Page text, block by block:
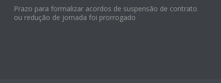
Prazo para formalizar acordos de suspensão de contrato
ou redução de jornada foi prorrogado